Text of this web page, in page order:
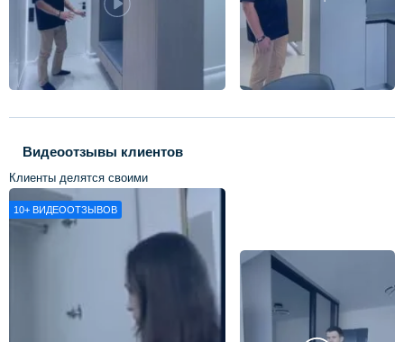
Видеоотзывы клиентов
Клиенты делятся своими
впечатлениями о нашей работе
10+ ВИДЕООТЗЫВОВ